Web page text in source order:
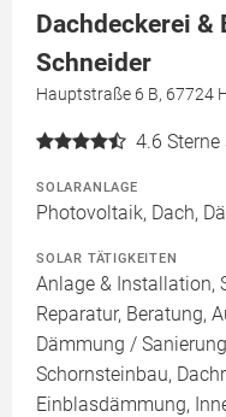
Dachdeckerei &
Schneider
Hauptstraße 6 B, 67724
4.6
SOLARANLAGE
Photovoltaik, Dach,
SOLAR TÄTIGKEITEN
Anlage & Installation,
Reparatur, Beratung,
Dämmung /
Schornsteinbau,
Einblasdämmung,